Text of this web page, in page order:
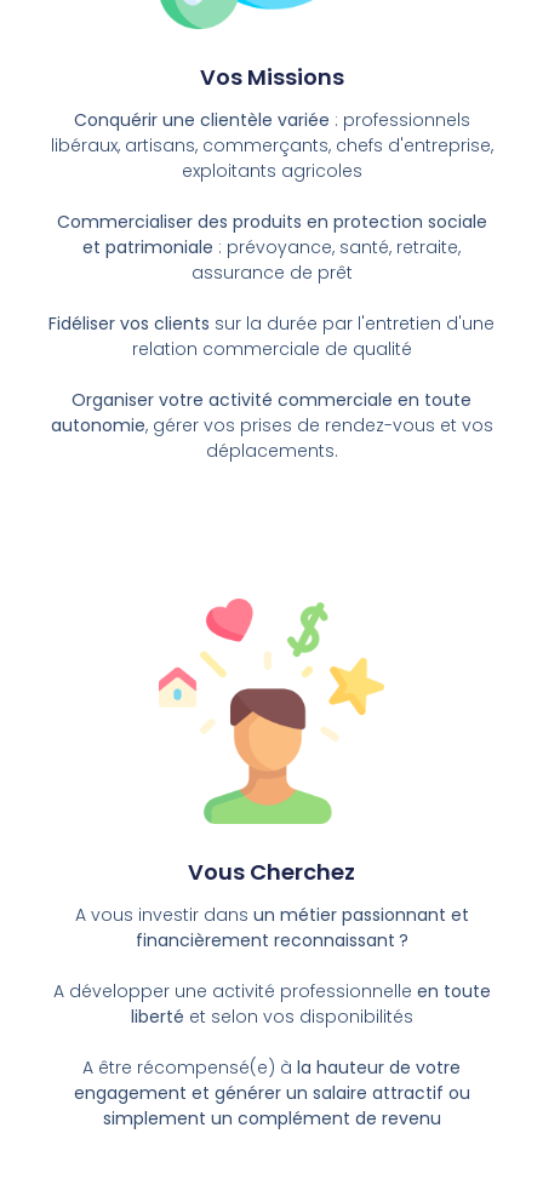
Vos Missions
Conquérir une clientèle variée : professionnels
libéraux, artisans, commerçants, chefs d'entreprise,
exploitants agricoles
Commercialiser des produits en protection sociale
et patrimoniale : prévoyance, santé, retraite,
assurance de prêt
Fidéliser vos clients sur la durée par l'entretien d'une
relation commerciale de qualité
Organiser votre activité commerciale en toute
autonomie, gérer vos prises de rendez-vous et vos
déplacements.
Vous Cherchez
A vous investir dans un métier passionnant et
financièrement reconnaissant ?
A développer une activité professionnelle en toute
liberté et selon vos disponibilités
A être récompensé(e) à la hauteur de votre
engagement et générer un salaire attractif ou
simplement un complément de revenu